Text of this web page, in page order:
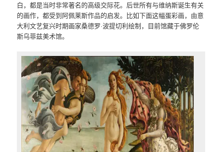
白，都是当时非常著名的高级交际花。后世所有与维纳斯诞生有关
的画作，都受到阿佩莱斯作品的启发。比如下面这幅蛋彩画，由意
大利文艺复兴时期画家桑德罗·波提切利绘制，目前馆藏于佛罗伦
斯乌菲兹美术馆。